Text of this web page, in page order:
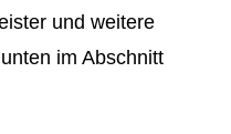
und weitere
im Abschnitt